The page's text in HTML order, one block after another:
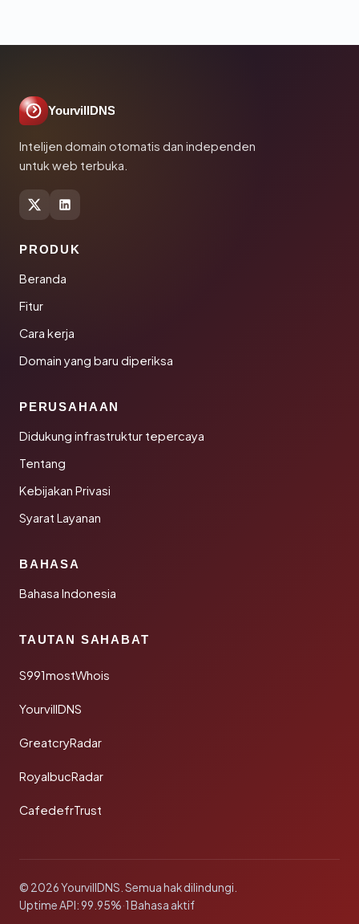
YourvillDNS
Intelijen domain otomatis dan independen
untuk web terbuka.
PRODUK
Beranda
Fitur
Cara kerja
Domain yang baru diperiksa
PERUSAHAAN
Didukung infrastruktur tepercaya
Tentang
Kebijakan Privasi
Syarat Layanan
BAHASA
Bahasa Indonesia
TAUTAN SAHABAT
S991mostWhois
YourvillDNS
GreatcryRadar
RoyalbucRadar
CafedefrTrust
© 2026 YourvillDNS. Semua hak dilindungi.
Uptime API: 99.95%·1 Bahasa aktif